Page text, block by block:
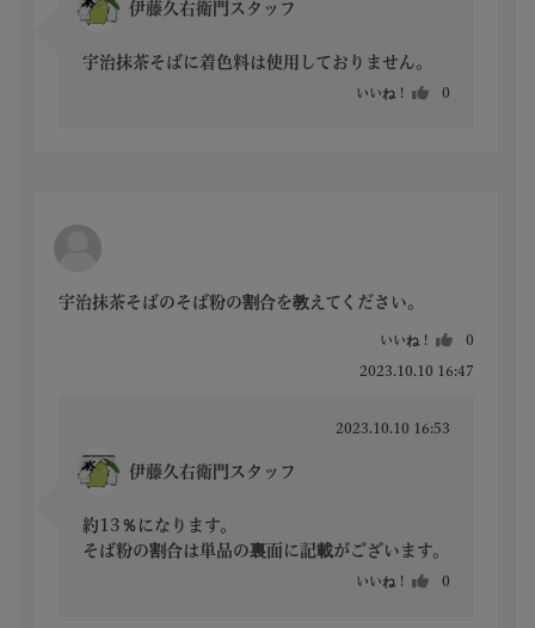
伊藤久右衛門スタッフ
宇治抹茶そばに着色料は使用しておりません。
いいね！ 0
宇治抹茶そばのそば粉の割合を教えてください。
いいね！ 0
2023.10.10 16:47
2023.10.10 16:53
伊藤久右衛門スタッフ
約13％になります。
そば粉の割合は単品の裏面に記載がございます。
いいね！ 0